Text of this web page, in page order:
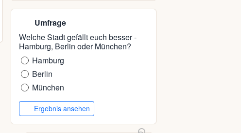
Umfrage
Welche Stadt gefällt euch besser -
Hamburg, Berlin oder München?
Hamburg
Berlin
München
Ergebnis ansehen